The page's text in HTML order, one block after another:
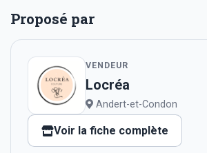
Proposé par
VENDEUR
Locréa
Andert-et-Condon
Voir la fiche complète